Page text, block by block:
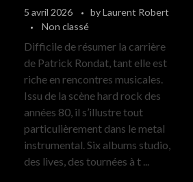
5 avril 2026 byLaurent Robert
Non classé
Difficile de résumer la carrière
de Patrick Rondat, tant elle est
riche en rencontres musicales.
Issu de la scène hard rock des
années 80, il s’illustre tout
particulièrement dans le metal
instrumental. Six albums studio,
des lives, des tournées à t ...